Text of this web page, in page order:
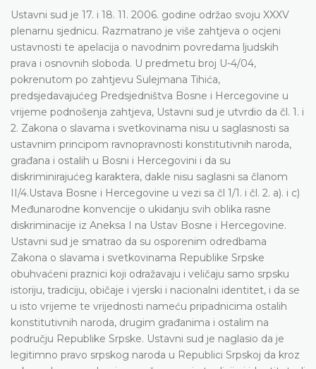
Ustavni sud je 17. i 18. 11. 2006. godine održao svoju XXXV
plenarnu sjednicu. Razmatrano je više zahtjeva o ocjeni
ustavnosti te apelacija o navodnim povredama ljudskih
prava i osnovnih sloboda. U predmetu broj U-4/04,
pokrenutom po zahtjevu Sulejmana Tihića,
predsjedavajućeg Predsjedništva Bosne i Hercegovine u
vrijeme podnošenja zahtjeva, Ustavni sud je utvrdio da čl. 1. i
2. Zakona o slavama i svetkovinama nisu u saglasnosti sa
ustavnim principom ravnopravnosti konstitutivnih naroda,
građana i ostalih u Bosni i Hercegovini i da su
diskriminirajućeg karaktera, dakle nisu saglasni sa članom
II/4.Ustava Bosne i Hercegovine u vezi sa čl 1/1. i čl. 2. a). i c)
Međunarodne konvencije o ukidanju svih oblika rasne
diskriminacije iz Aneksa I na Ustav Bosne i Hercegovine.
Ustavni sud je smatrao da su osporenim odredbama
Zakona o slavama i svetkovinama Republike Srpske
obuhvaćeni praznici koji odražavaju i veličaju samo srpsku
istoriju, tradiciju, običaje i vjerski i nacionalni identitet, i da se
u isto vrijeme te vrijednosti nameću pripadnicima ostalih
konstitutivnih naroda, drugim građanima i ostalim na
području Republike Srpske. Ustavni sud je naglasio da je
legitimno pravo srpskog naroda u Republici Srpskoj da kroz